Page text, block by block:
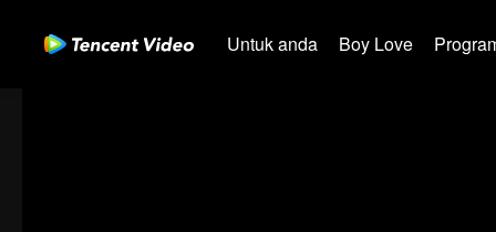
Untuk anda Boy Love